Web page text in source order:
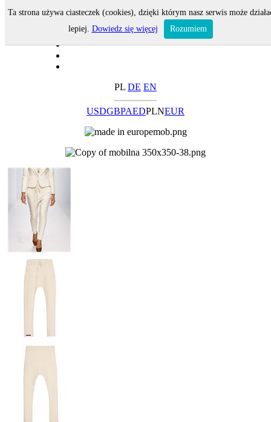
PL DE EN
USDGBPAEDPLNEUR
Ta strona używa ciasteczek (cookies), dzięki którym nasz serwis może
lepiej. Dowiedz się więcej Rozumiem